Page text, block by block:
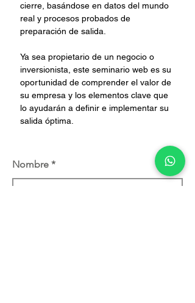
cierre, basándose en datos del mundo
real y procesos probados de
preparación de salida.
Ya sea propietario de un negocio o
inversionista, este seminario web es su
oportunidad de comprender el valor de
su empresa y los elementos clave que
lo ayudarán a definir e implementar su
salida óptima.
Nombre